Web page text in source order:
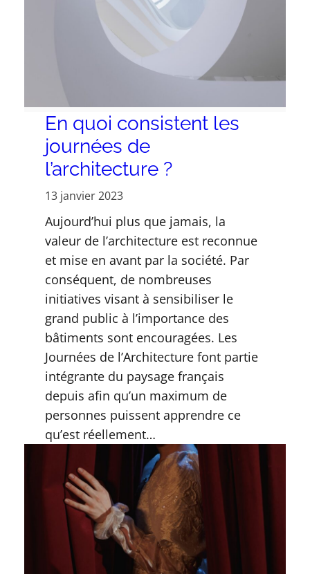
En quoi consistent les
journées de
l’architecture ?
13 janvier 2023
Aujourd’hui plus que jamais, la
valeur de l’architecture est reconnue
et mise en avant par la société. Par
conséquent, de nombreuses
initiatives visant à sensibiliser le
grand public à l’importance des
bâtiments sont encouragées. Les
Journées de l’Architecture font partie
intégrante du paysage français
depuis afin qu’un maximum de
personnes puissent apprendre ce
qu’est réellement…